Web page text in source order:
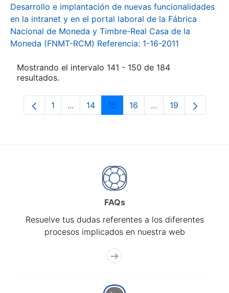
Desarrollo e implantación de nuevas funcionalidades
en la intranet y en el portal laboral de la Fábrica
Nacional de Moneda y Timbre-Real Casa de la
Moneda (FNMT-RCM) Referencia: 1-16-2011
Mostrando el intervalo 141 - 150 de 184
resultados.
Página
1 ...Páginas intermedias Use TAB para
Página
14 Página
15 Página
16 ...PáginasPágina
19
FAQs
Resuelve tus dudas referentes a los diferentes
procesos implicados en nuestra web